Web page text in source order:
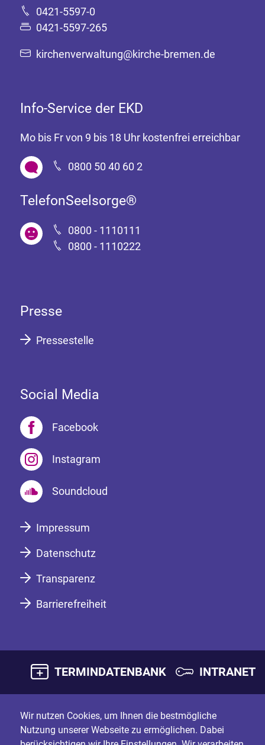
0421-5597-0
0421-5597-265
kirchenverwaltung@kirche-bremen.de
Info-Service der EKD
Mo bis Fr von 9 bis 18 Uhr kostenfrei erreichbar
0800 50 40 60 2
TelefonSeelsorge®
0800 - 1110111
0800 - 1110222
Presse
Pressestelle
Social Media
Facebook
Instagram
Soundcloud
Impressum
Datenschutz
Transparenz
Barrierefreiheit
TERMINDATENBANK INTRANET
Wir nutzen Cookies, um Ihnen die bestmögliche
Nutzung unserer Webseite zu ermöglichen. Dabei